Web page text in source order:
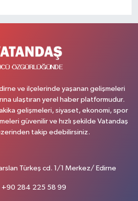
ve ilçelerinde yaşanan gelişmeleri
ulaştıran yerel haber platformudur.
gelişmeleri, siyaset, ekonomi, spor
güvenilir ve hızlı şekilde Vatandaş
takip edebilirsiniz.
Türkeş cd. 1/1 Merkez/ Edirne
+90 284 225 58 99